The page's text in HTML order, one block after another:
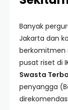
Banyak
Jakarta dan
berkomitmen
pusat riset di
Swasta
penyangga